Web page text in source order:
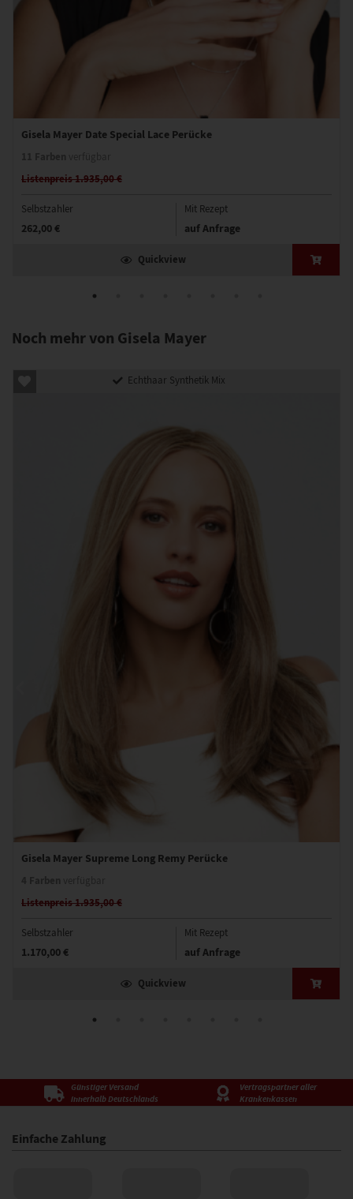
Gisela Mayer Date Special Lace Perücke
Listenpreis 1.935,00 €
Selbstzahler
262,00 €
Mit Rezept
auf Anfrage
Quickview
Noch mehr von Gisela Mayer
Echthaar Synthetik Mix
Gisela Mayer Supreme Long Remy Perücke
Listenpreis 1.935,00 €
Selbstzahler
1.170,00 €
Mit Rezept
auf Anfrage
Quickview
Günstiger Versand
innerhalb Deutschlands
Vertragspartner aller
Krankenkassen
Einfache Zahlung